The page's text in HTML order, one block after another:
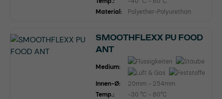
Material:
Polyether-Polyurethan
SMOOTHFLEXX PU FOOD
ANT
Medium:
Innen-Ø:
20mm - 254mm
Temp.:
-30 °C - 80°C